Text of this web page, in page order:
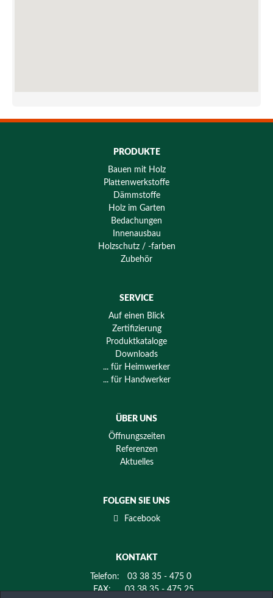
PRODUKTE
Bauen mit Holz
Plattenwerkstoffe
Dämmstoffe
Holz im Garten
Bedachungen
Innenausbau
Holzschutz / -farben
Zubehör
SERVICE
Auf einen Blick
Zertifizierung
Produktkataloge
Downloads
... für Heimwerker
... für Handwerker
ÜBER UNS
Öffnungszeiten
Referenzen
Aktuelles
FOLGEN SIE UNS
Facebook
KONTAKT
Telefon:
03 38 35 - 475 0
FAX:
03 38 35 - 475 25